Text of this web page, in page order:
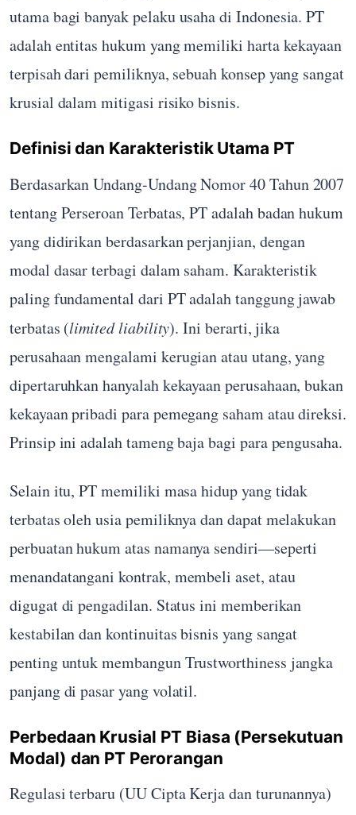
utama bagi banyak pelaku usaha di Indonesia. PT
adalah entitas hukum yang memiliki harta kekayaan
terpisah dari pemiliknya, sebuah konsep yang sangat
krusial dalam mitigasi risiko bisnis.
Definisi dan Karakteristik Utama PT
Berdasarkan Undang-Undang Nomor 40 Tahun 2007
tentang Perseroan Terbatas, PT adalah badan hukum
yang didirikan berdasarkan perjanjian, dengan
modal dasar terbagi dalam saham. Karakteristik
paling fundamental dari PT adalah tanggung jawab
terbatas (limited liability). Ini berarti, jika
perusahaan mengalami kerugian atau utang, yang
dipertaruhkan hanyalah kekayaan perusahaan, bukan
kekayaan pribadi para pemegang saham atau direksi.
Prinsip ini adalah tameng baja bagi para pengusaha.
Selain itu, PT memiliki masa hidup yang tidak
terbatas oleh usia pemiliknya dan dapat melakukan
perbuatan hukum atas namanya sendiri—seperti
menandatangani kontrak, membeli aset, atau
digugat di pengadilan. Status ini memberikan
kestabilan dan kontinuitas bisnis yang sangat
penting untuk membangun Trustworthiness jangka
panjang di pasar yang volatil.
Perbedaan Krusial PT Biasa (Persekutuan
Modal) dan PT Perorangan
Regulasi terbaru (UU Cipta Kerja dan turunannya)